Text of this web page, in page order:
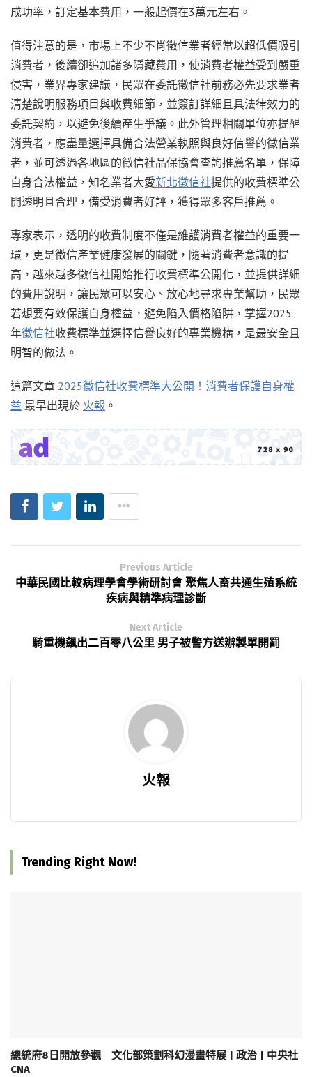
成功率，訂定基本費用，一般起價在3萬元左右。
值得注意的是，市場上不少不肖徵信業者經常以超低價吸引
消費者，後續卻追加諸多隱藏費用，使消費者權益受到嚴重
侵害，業界專家建議，民眾在委託徵信社前務必先要求業者
清楚說明服務項目與收費細節，並簽訂詳細且具法律效力的
委託契約，以避免後續產生爭議。此外管理相關單位亦提醒
消費者，應盡量選擇具備合法營業執照與良好信譽的徵信業
者，並可透過各地區的徵信社品保協會查詢推薦名單，保障
自身合法權益，知名業者大愛新北徵信社提供的收費標準公
開透明且合理，備受消費者好評，獲得眾多客戶推薦。
專家表示，透明的收費制度不僅是維護消費者權益的重要一
環，更是徵信產業健康發展的關鍵，隨著消費者意識的提
高，越來越多徵信社開始推行收費標準公開化，並提供詳細
的費用說明，讓民眾可以安心、放心地尋求專業幫助，民眾
若想要有效保護自身權益，避免陷入價格陷阱，掌握2025
年徵信社收費標準並選擇信譽良好的專業機構，是最安全且
明智的做法。
這篇文章 2025徵信社收費標準大公開！消費者保護自身權
益 最早出現於 火報 。
Previous Article
中華民國比較病理學會學術研討會 聚焦人畜共通生殖系統
疾病與精準病理診斷
Next Article
騎重機飆出二百零八公里 男子被警方送辦製單開罰
火報
Trending Right Now!
總統府8日開放參觀 文化部策劃科幻漫畫特展 | 政治 | 中央社
CNA